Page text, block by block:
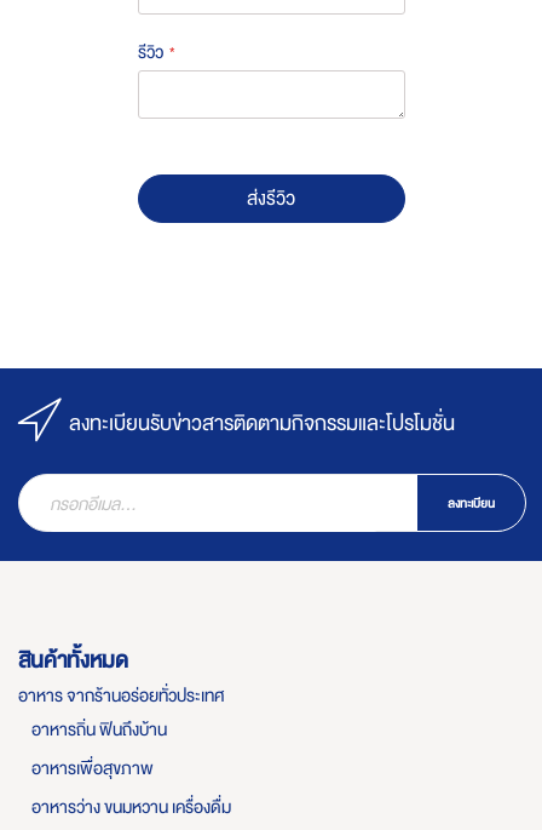
รีวิว
ส่งรีวิว
ลงทะเบียนรับข่าวสารติดตามกิจกรรมและโปรโมชั่น
ลงทะเบียน
สินค้าทั้งหมด
อาหาร จากร้านอร่อยทั่วประเทศ
อาหารถิ่น ฟินถึงบ้าน
อาหารเพื่อสุขภาพ
อาหารว่าง ขนมหวาน เครื่องดื่ม